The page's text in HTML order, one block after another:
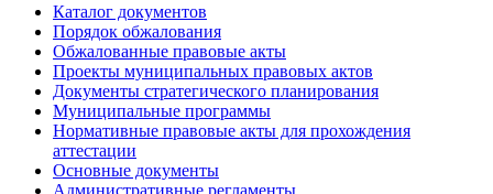
Каталог документов
Порядок обжалования
Обжалованные правовые акты
Проекты муниципальных правовых актов
Документы стратегического планирования
Муниципальные программы
Нормативные правовые акты для прохождения
аттестации
Основные документы
Административные регламенты